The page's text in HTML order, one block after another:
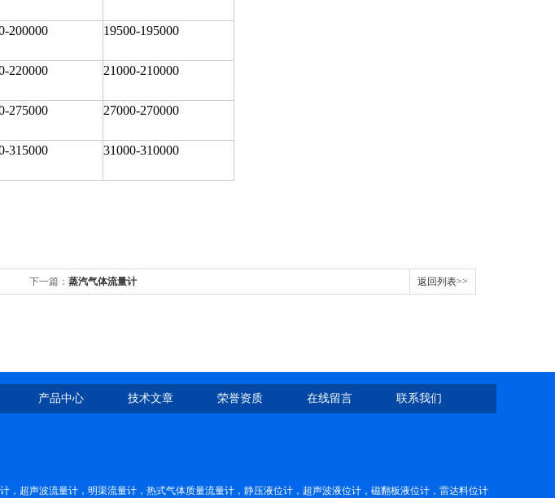
200000 19500-195000
220000 21000-210000
275000 27000-270000
315000 31000-310000
下一篇： 蒸汽气体流量计 返回列表>>
产品中心 技术文章 荣誉资质 在线留言 联系我们
，超声波流量计，明渠流量计，热式气体质量流量计，静压液位计，超声波液位计，磁翻板液位计，雷达料位计